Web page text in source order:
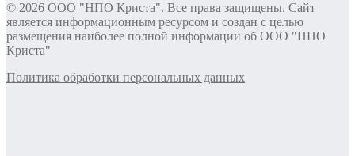
© 2026 ООО "НПО Криста". Все права защищены. Сайт
является информационным ресурсом и создан с целью
размещения наиболее полной информации об ООО "НПО
Криста"
Политика обработки персональных данных